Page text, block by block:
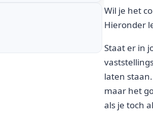
Wil je het
Hieronder
Staat er in
laten
maar het
als je toch